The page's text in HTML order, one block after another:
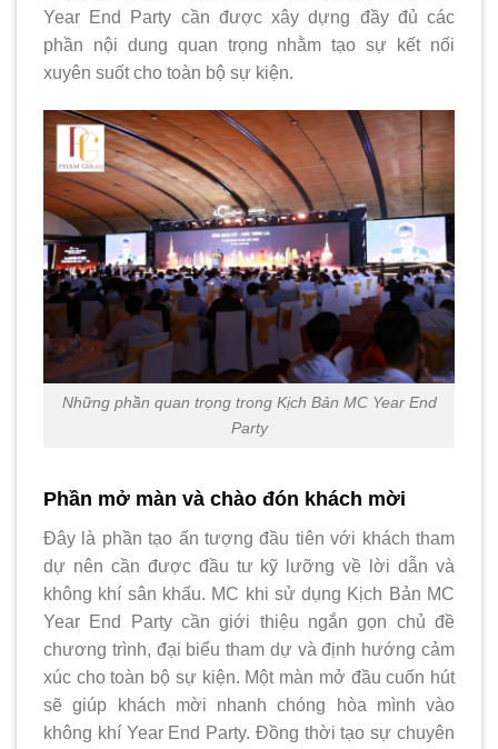
Year End Party cần được xây dựng đầy đủ các
phần nội dung quan trọng nhằm tạo sự kết nối
xuyên suốt cho toàn bộ sự kiện.
Những phần quan trọng trong Kịch Bản MC Year End
Party
Phần mở màn và chào đón khách mời
Đây là phần tạo ấn tượng đầu tiên với khách tham
dự nên cần được đầu tư kỹ lưỡng về lời dẫn và
không khí sân khấu. MC khi sử dụng Kịch Bản MC
Year End Party cần giới thiệu ngắn gọn chủ đề
chương trình, đại biểu tham dự và định hướng cảm
xúc cho toàn bộ sự kiện. Một màn mở đầu cuốn hút
sẽ giúp khách mời nhanh chóng hòa mình vào
không khí Year End Party. Đồng thời tạo sự chuyên